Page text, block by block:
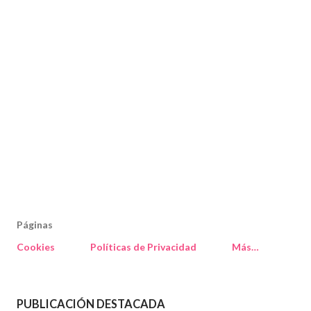
Páginas
Cookies
Políticas de Privacidad Más…
PUBLICACIÓN DESTACADA